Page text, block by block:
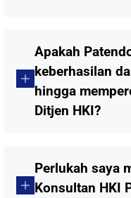
Apakah
keberhasilan
hingga
Ditjen HKI?
Perlukah saya
Konsultan HKI